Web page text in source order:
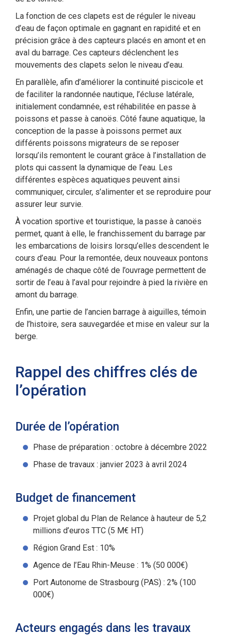
La fonction de ces clapets est de réguler le niveau
d’eau de façon optimale en gagnant en rapidité et en
précision grâce à des capteurs placés en amont et en
aval du barrage. Ces capteurs déclenchent les
mouvements des clapets selon le niveau d’eau.
En parallèle, afin d’améliorer la continuité piscicole et
de faciliter la randonnée nautique, l’écluse latérale,
initialement condamnée, est réhabilitée en passe à
poissons et passe à canoës. Côté faune aquatique, la
conception de la passe à poissons permet aux
différents poissons migrateurs de se reposer
lorsqu’ils remontent le courant grâce à l’installation de
plots qui cassent la dynamique de l’eau. Les
différentes espèces aquatiques peuvent ainsi
communiquer, circuler, s’alimenter et se reproduire pour
assurer leur survie.
À vocation sportive et touristique, la passe à canoës
permet, quant à elle, le franchissement du barrage par
les embarcations de loisirs lorsqu’elles descendent le
cours d’eau. Pour la remontée, deux nouveaux pontons
aménagés de chaque côté de l’ouvrage permettent de
sortir de l’eau à l’aval pour rejoindre à pied la rivière en
amont du barrage.
Enfin, une partie de l’ancien barrage à aiguilles, témoin
de l’histoire, sera sauvegardée et mise en valeur sur la
berge.
Rappel des chiffres clés de
l’opération
Durée de l’opération
Phase de préparation : octobre à décembre 2022
Phase de travaux : janvier 2023 à avril 2024
Budget de financement
Projet global du Plan de Relance à hauteur de 5,2
millions d’euros TTC (5 M€ HT)
Région Grand Est : 10%
Agence de l’Eau Rhin-Meuse : 1% (50 000€)
Port Autonome de Strasbourg (PAS) : 2% (100
000€)
Acteurs engagés dans les travaux